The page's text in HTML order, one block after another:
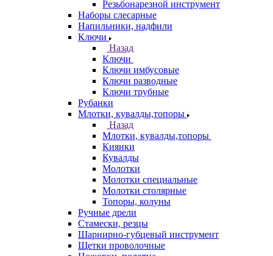
Резьбонарезной инструмент
Наборы слесарные
Напильники, надфили
Ключи
Назад
Ключи
Ключи имбусовые
Ключи разводные
Ключи трубные
Рубанки
Млотки, кувалды,топоры
Назад
Млотки, кувалды,топоры
Киянки
Кувалды
Молотки
Молотки специальные
Молотки столярные
Топоры, колуны
Ручные дрели
Стамески, резцы
Шарнирно-губцевый инструмент
Щетки проволочные